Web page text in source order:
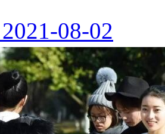
2021-08-02